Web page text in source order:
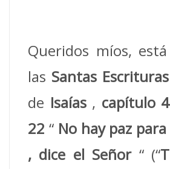
Queridos míos,
las Santas Escrituras
de Isaías , capítulo
22 “ No hay paz
, dice el Señor“ (“